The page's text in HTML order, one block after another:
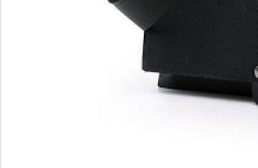
女裝與服飾配件
偶像、球員卡與郵幣